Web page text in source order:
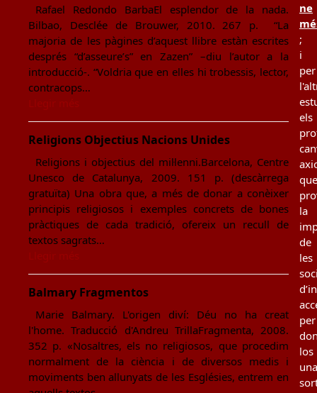
Rafael Redondo BarbaEl esplendor de la nada.
Bilbao, Desclée de Brouwer, 2010. 267 p. “La
majoria de les pàgines d’aquest llibre estàn escrites
després “d’asseure’s” en Zazen” –diu l’autor a la
introducció-. “Voldria que en elles hi trobessis, lector,
contracops…
Religions Objectius Nacions Unides
Religions i objectius del mil·lenni.Barcelona, Centre
Unesco de Catalunya, 2009. 151 p. (descàrrega
gratuïta) Una obra que, a més de donar a conèixer
principis religiosos i exemples concrets de bones
pràctiques de cada tradició, ofereix un recull de
textos sagrats…
Balmary Fragmentos
Marie Balmary. L'origen diví: Déu no ha creat
l'home. Traducció d'Andreu TrillaFragmenta, 2008.
352 p. «Nosaltres, els no religiosos, que procedim
normalment de la ciència i de diversos medis i
moviments ben allunyats de les Esglésies, entrem en
ne
;
i
per
els
que
la
de
les
per
los
una